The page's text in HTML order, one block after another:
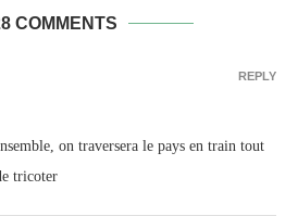
COMMENTS
on traversera le pays en train tout
tricoter
REPLY